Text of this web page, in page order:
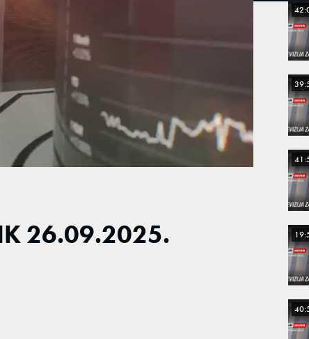
26.09.2025.